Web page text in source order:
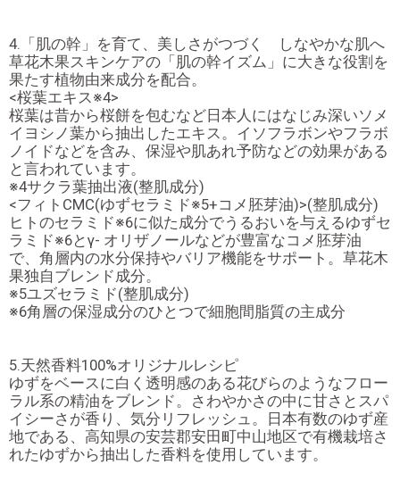
4.「肌の幹」を育て、美しさがつづく しなやかな肌へ
草花木果スキンケアの「肌の幹イズム」に大きな役割を
果たす植物由来成分を配合。
<桜葉エキス※4>
桜葉は昔から桜餅を包むなど日本人にはなじみ深いソメ
イヨシノ葉から抽出したエキス。イソフラボンやフラボ
ノイドなどを含み、保湿や肌あれ予防などの効果がある
と言われています。
※4サクラ葉抽出液(整肌成分)
<フィトCMC(ゆずセラミド※5+コメ胚芽油)>(整肌成分)
ヒトのセラミド※6に似た成分でうるおいを与えるゆずセ
ラミド※6とγ- オリザノールなどが豊富なコメ胚芽油
で、角層内の水分保持やバリア機能をサポート。草花木
果独自ブレンド成分。
※5ユズセラミド(整肌成分)
※6角層の保湿成分のひとつで細胞間脂質の主成分
5.天然香料100%オリジナルレシピ
ゆずをベースに白く透明感のある花びらのようなフロー
ラル系の精油をブレンド。さわやかさの中に甘さとスパ
イシーさが香り、気分リフレッシュ。日本有数のゆず産
地である、高知県の安芸郡安田町中山地区で有機栽培さ
れたゆずから抽出した香料を使用しています。